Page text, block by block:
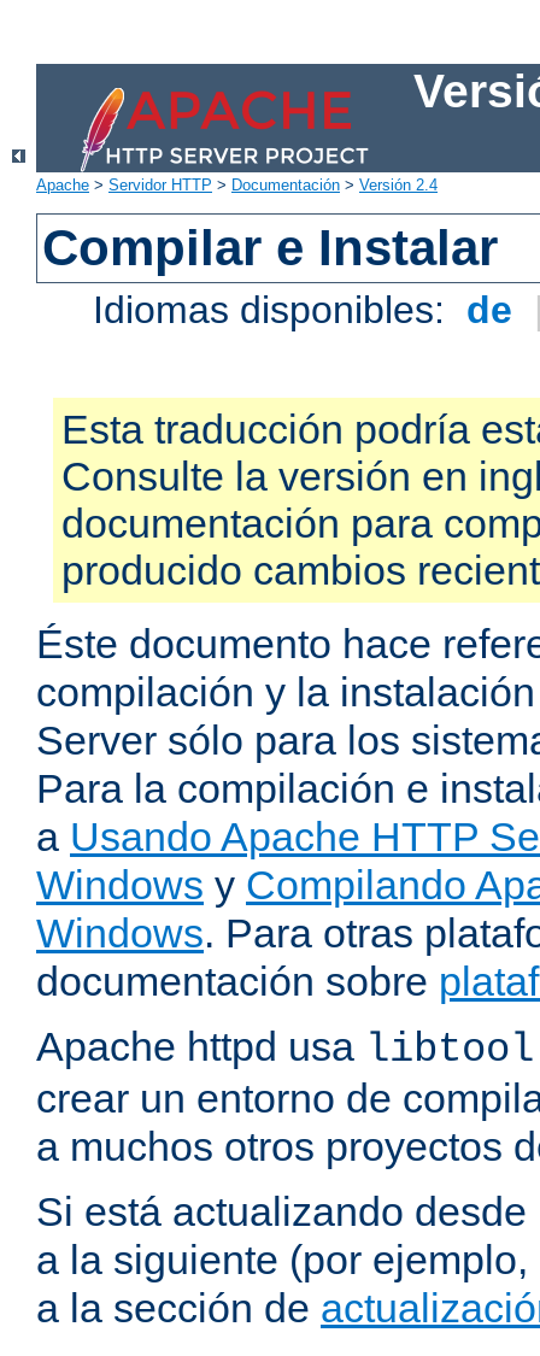
Apache > Servidor HTTP > Documentación > Versión 2.4
Compilar e Instalar
Idiomas disponibles: de
Esta traducción podría
Consulte la versión en
documentación para
producido cambios
Éste documento hace
compilación y la
Server sólo para los
Para la compilación e
a Usando Apache HTTP
Windows y Compilando
Windows. Para otras
documentación sobre
Apache httpd usa libtool
crear un entorno de
a muchos otros proyectos
Si está actualizando
a la siguiente (por
a la sección de